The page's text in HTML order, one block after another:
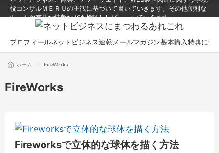
役コンサルＭＥＲＵの主観に基づいて書いていきます。その他便利な
ツールや有益な情報なども検証しレビューしていきます。
プロフィールネットビジネス速報メールマガジン基本購入特典につ
ホーム FireWorks
FireWorks
Fireworks
Fireworksで立体的な球体を描く方法